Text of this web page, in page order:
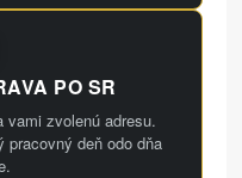
PO SR
vami zvolenú adresu.
pracovný deň odo dňa